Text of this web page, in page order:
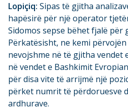
Lopiçiq: Sipas të gjitha
hapësirë ​​për një operator
Sidomos sepse bëhet fjalë për
Përkatësisht, ne kemi
nevojshme në të gjitha vendet
në vendet e Bashkimit
për disa vite të arrijmë një
përket numrit të përdoruesve
ardhurave.